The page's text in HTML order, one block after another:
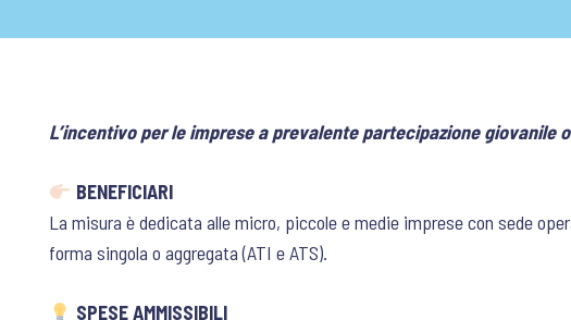
L’incentivo per le imprese a prevalente partecipazione giovanile
BENEFICIARI
La misura è dedicata alle micro, piccole e medie imprese con sede
forma singola o aggregata (ATI e ATS).
SPESE AMMISSIBILI